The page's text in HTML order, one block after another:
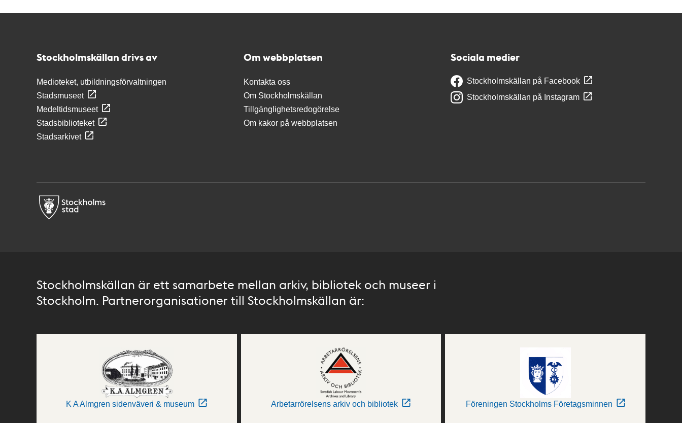
Stockholmskällan drivs av
Medioteket, utbildningsförvaltningen
Stadsmuseet
Medeltidsmuseet
Stadsbiblioteket
Stadsarkivet
Om webbplatsen
Kontakta oss
Om Stockholmskällan
Tillgänglighetsredogörelse
Om kakor på webbplatsen
Sociala medier
Stockholmskällan på Facebook
Stockholmskällan på Instagram
Stockholmskällan är ett samarbete mellan arkiv, bibliotek och museer i
Stockholm. Partnerorganisationer till Stockholmskällan är:
K A Almgren sidenväveri & museum Arbetarrörelsens arkiv och bibliotek Föreningen Stockholms Företagsminnen